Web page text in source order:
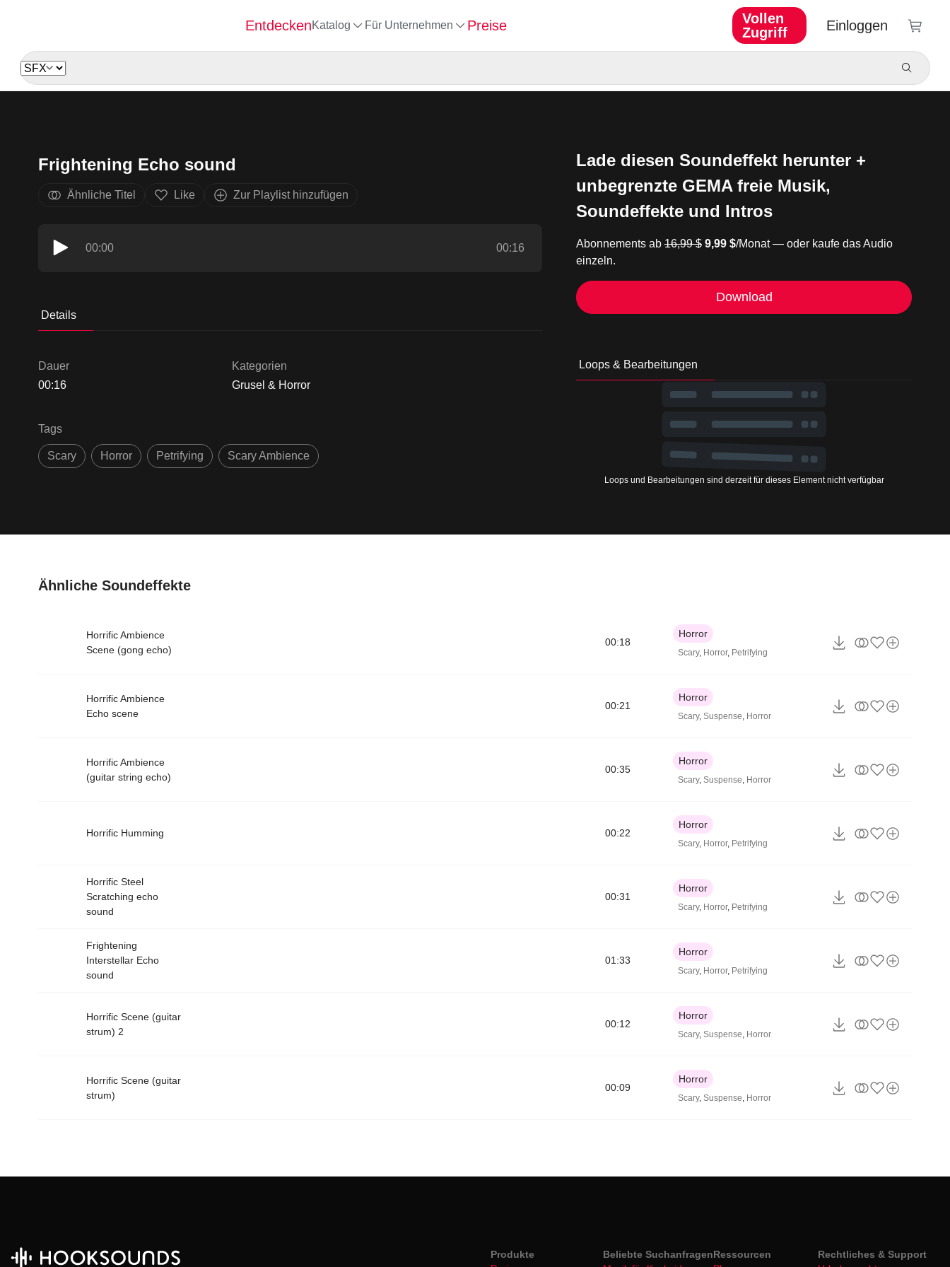
EntdeckenKatalog Für Unternehmen Preise
Vollen
Zugriff
Einloggen
Frightening Echo sound
Ähnliche Titel Like Zur Playlist hinzufügen
00:00 00:16
Details
Dauer
00:16
Kategorien
Grusel & Horror
Tags
Scary Horror Petrifying Scary Ambience
Lade diesen Soundeffekt herunter +
unbegrenzte GEMA freie Musik,
Soundeffekte und Intros
Abonnements ab16,99 $ 9,99 $/Monat — oder kaufe das Audio
einzeln.
Download
Loops & Bearbeitungen
Loops und Bearbeitungen sind derzeit für dieses Element nicht verfügbar
Ähnliche Soundeffekte
Horrific Ambience
Scene (gong echo)
00:18
Horror
Scary, Horror, Petrifying
Horrific Ambience
Echo scene
00:21
Horror
Scary,Suspense Horror
Horrific Ambience
(guitar string echo)
00:35
Horror
Scary,Suspense Horror
Horrific Humming 00:22
Horror
Scary, Horror, Petrifying
Horrific Steel
Scratching echo
sound
00:31
Horror
Scary, Horror, Petrifying
Frightening
Interstellar Echo
sound
01:33
Horror
Scary, Horror, Petrifying
Horrific Scene (guitar
strum) 2
00:12
Horror
Scary,Suspense Horror
Horrific Scene (guitar
strum)
00:09
Horror
Scary,Suspense Horror
Produkte
Beliebte SuchanfragenRessourcen
Rechtliches & Support